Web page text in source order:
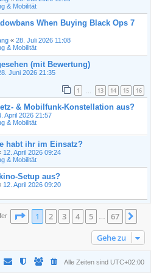
& Mobilität
When Buying Black Ops 7
« 28. Juli 2026 11:08
& Mobilität
(mit Bewertung)
Juni 2026 21:35
1 13 14 15 16
& Mobilfunk-Konstellation aus?
April 2026 21:57
& Mobilität
habt ihr im Einsatz?
12. April 2026 09:24
& Mobilität
Setup aus?
12. April 2026 09:20
Seite 1von 67
1 2 3 4 5 67
Gehe zu
Alle Zeiten sind UTC+02:00